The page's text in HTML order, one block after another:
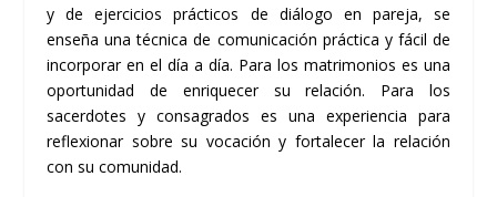
y de ejercicios prácticos de diálogo en pareja, se
enseña una técnica de comunicación práctica y fácil de
incorporar en el día a día. Para los matrimonios es una
oportunidad de enriquecer su relación. Para los
sacerdotes y consagrados es una experiencia para
reflexionar sobre su vocación y fortalecer la relación
con su comunidad.